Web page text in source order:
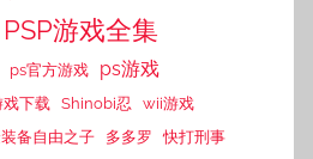
PSP游戏全集
ps官方游戏 ps游戏
下载 Shinobi忍
wii游戏
备自由之子 多多罗
快打刑事